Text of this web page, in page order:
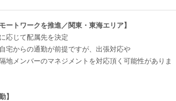
ートワークを推進／関東・東海エリア】
応じて配属先を決定
宅からの通勤が前提ですが、出張対応や
メンバーのマネジメントを対応頂く可能性がありま
】